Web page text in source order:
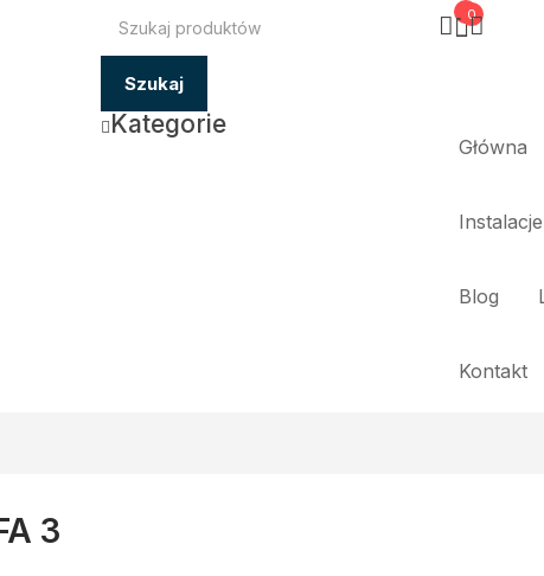
Szukaj
00
Kategorie
Główna
Instalacje
Blog
Kontakt
3